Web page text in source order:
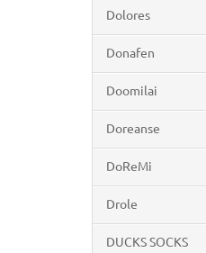
Dolores
Donafen
Doomilai
Doreanse
DoReMi
Drole
DUCKS SOCKS